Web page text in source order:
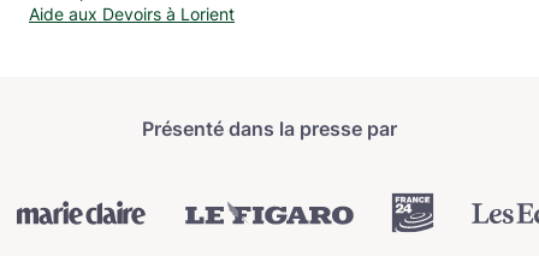
Aide aux Devoirs à Lorient
Présenté dans la presse par